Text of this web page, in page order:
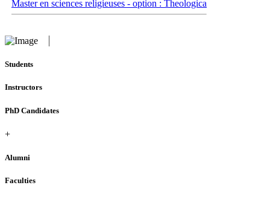
Master en sciences religieuses - option : Theologica
Students
Instructors
PhD Candidates
+
Alumni
Faculties